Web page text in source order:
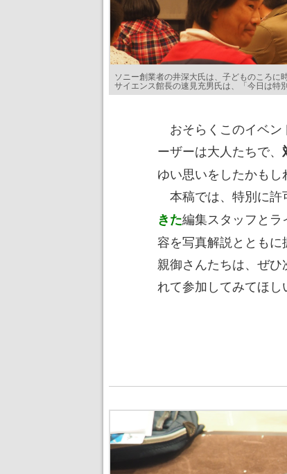
ソニー創業者の井深大氏は、子どものころに
サイエンス館長の速見充男氏は、「今日は特
おそらくこのイベン
ーザーは大人たちで、
ゆい思いをしたかもし
本稿では、特別に許
きた編集スタッフと
容を写真解説ととも
親御さんたちは、ぜ
れて参加してみてほし